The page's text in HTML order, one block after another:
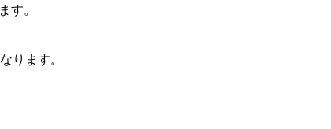
す。
ります。